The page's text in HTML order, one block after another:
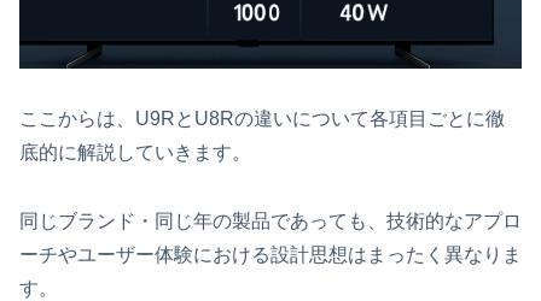
ここからは、U9RとU8Rの違いについて各項目ごとに徹
底的に解説していきます。
同じブランド・同じ年の製品であっても、技術的なアプロ
ーチやユーザー体験における設計思想はまったく異なりま
す。